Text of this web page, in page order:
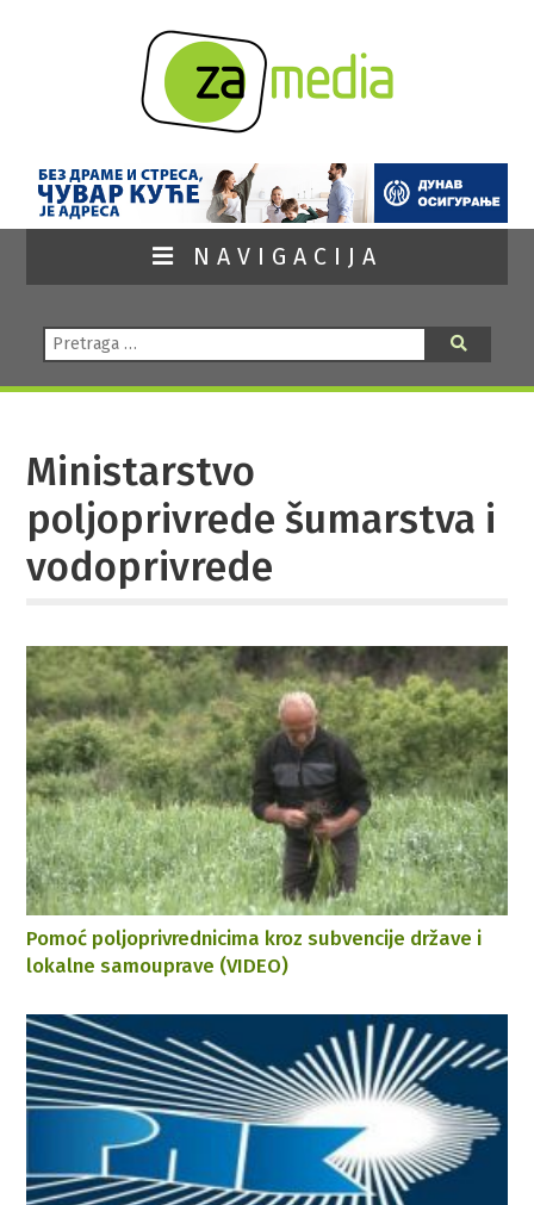
NAVIGACIJA
Pretraga:
Ministarstvo
poljoprivrede šumarstva i
vodoprivrede
Pomoć poljoprivrednicima kroz subvencije države i
lokalne samouprave (VIDEO)